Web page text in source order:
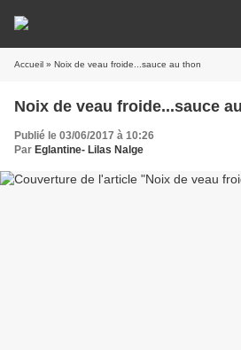
Accueil » Noix de veau froide...sauce au thon
Noix de veau froide...sauce
Publié le 03/06/2017 à 10:26
Par Eglantine- Lilas Nalge